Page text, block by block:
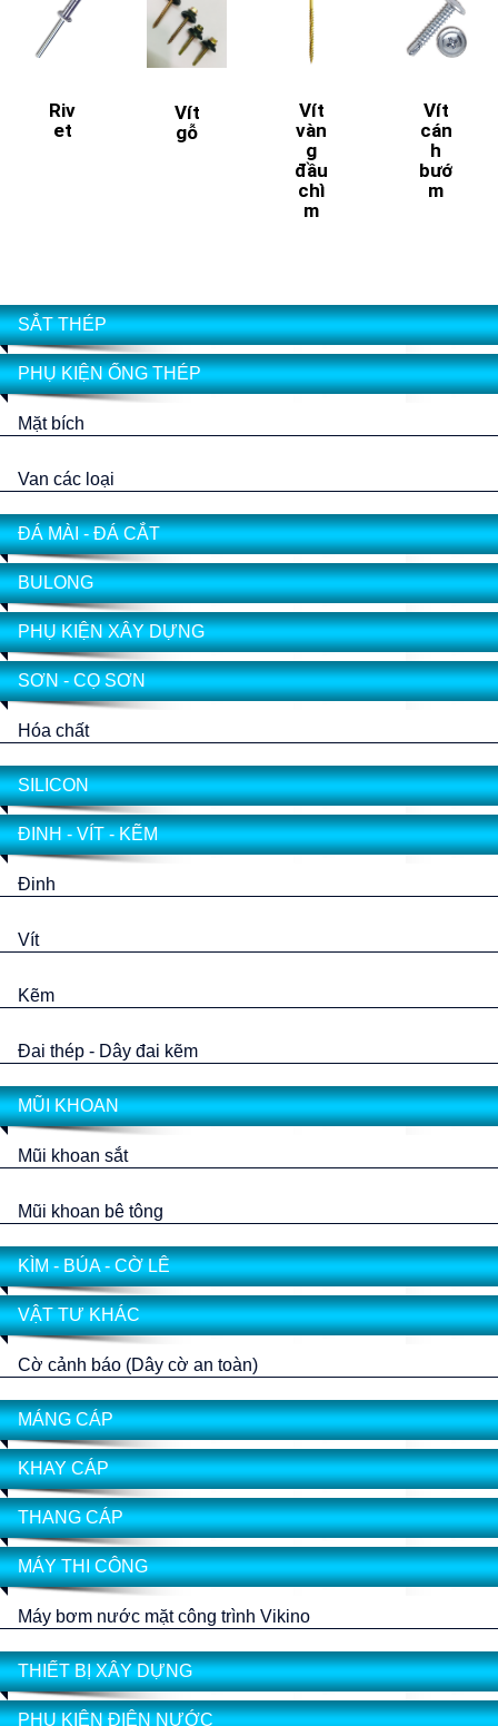
Riv
et
Vít
gỗ
Vít
vàn
g
đầu
chì
m
Vít
cán
h
bướ
m
SẮT THÉP
PHỤ KIỆN ỐNG THÉP
Mặt bích
Van các loại
ĐÁ MÀI - ĐÁ CẮT
BULONG
PHỤ KIỆN XÂY DỰNG
SƠN - CỌ SƠN
Hóa chất
SILICON
ĐINH - VÍT - KẼM
Đinh
Vít
Kẽm
Đai thép - Dây đai kẽm
MŨI KHOAN
Mũi khoan sắt
Mũi khoan bê tông
KÌM - BÚA - CỜ LÊ
VẬT TƯ KHÁC
Cờ cảnh báo (Dây cờ an toàn)
MÁNG CÁP
KHAY CÁP
THANG CÁP
MÁY THI CÔNG
Máy bơm nước mặt công trình Vikino
THIẾT BỊ XÂY DỰNG
PHỤ KIỆN ĐIỆN NƯỚC